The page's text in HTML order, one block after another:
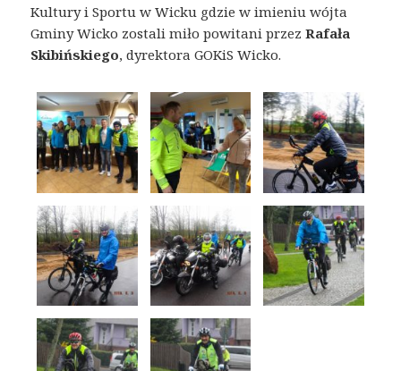
Kultury i Sportu w Wicku gdzie w imieniu wójta
Gminy Wicko zostali miło powitani przezRafała
Skibińskiego, dyrektora GOKiS Wicko.